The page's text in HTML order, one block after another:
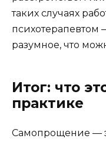
таких случаях
психотерапевтом
разумное, что
Итог: что
практике
Самопрощение —